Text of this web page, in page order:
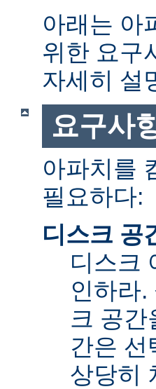
아래는 아
위한 요구
자세히 설
요구사
아파치를
필요하다:
디스크 공
디스크
인하라.
크 공간
간은 선
상당히